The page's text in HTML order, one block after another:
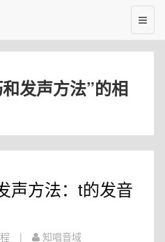
发声方法”的相
声方法：t的发音
| 知唱音域